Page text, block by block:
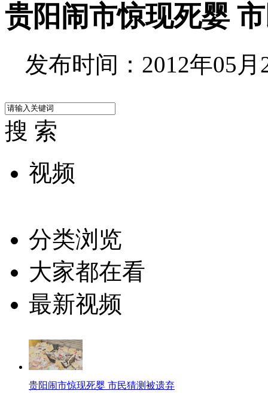
贵阳闹市惊现死婴
发布时间：2012年05月
搜 索
视频
分类浏览
大家都在看
最新视频
贵阳闹市惊现死婴 市民猜测被遗弃